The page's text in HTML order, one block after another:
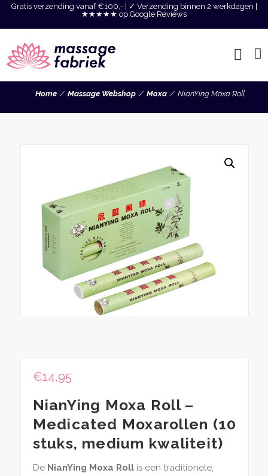
Gratis verzending vanaf €100,- | ✓ Verzending binnen 2 werkdagen |
★★★★★ op Google Reviews
Home Massage Webshop Moxa NianYing Moxa Roll
€14,95
NianYing Moxa Roll –
Medicated Moxarollen (10
stuks, medium kwaliteit)
De NianYing Moxa Rollis een traditionele,